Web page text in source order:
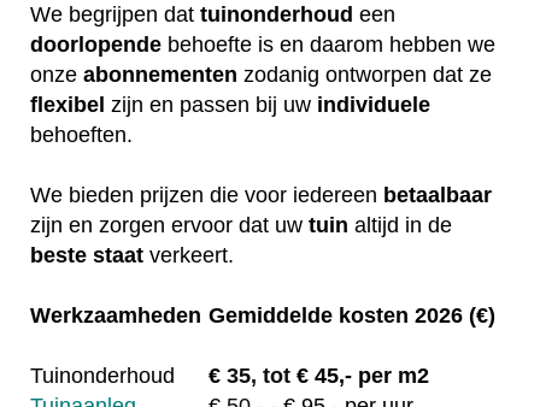
We begrijpen dat tuinonderhoud een
doorlopende behoefte is en daarom hebben we
onze abonnementen zodanig ontworpen dat ze
flexibel zijn en passen bij uw individuele
behoeften.
We bieden prijzen die voor iedereen betaalbaar
zijn en zorgen ervoor dat uw tuin altijd in de
beste staat verkeert.
Werkzaamheden Gemiddelde kosten 2026 (€)
Tuinonderhoud € 35, tot € 45,- per m2